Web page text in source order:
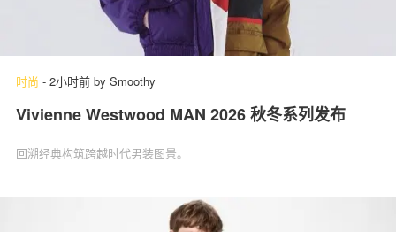
时尚 - 2小时前 by Smoothy
Vivienne Westwood MAN 2026 秋冬系列发布
回溯经典构筑跨越时代男装图景。